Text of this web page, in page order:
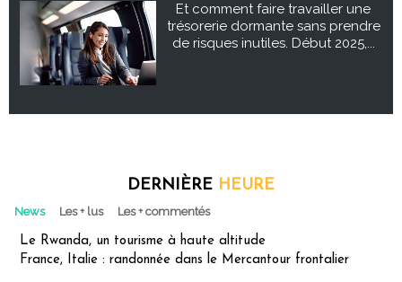
Et comment faire travailler une
trésorerie dormante sans prendre
de risques inutiles. Début 2025,...
DERNIÈRE HEURE
News Les + lus Les + commentés
Le Rwanda, un tourisme à haute altitude
France, Italie : randonnée dans le Mercantour frontalier